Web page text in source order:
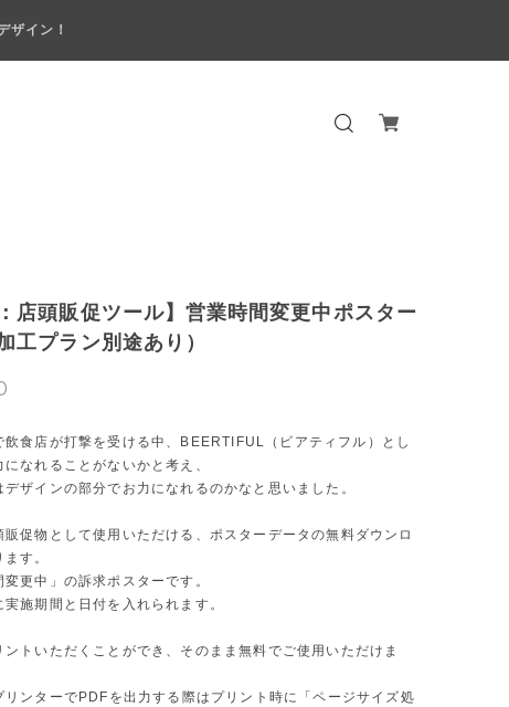
ザイン！
：店頭販促ツール】営業時間変更中ポスター
工プラン別途あり）
飲食店が打撃を受ける中、BEERTIFUL（ビアティフル）とし
なれることがないかと考え、
デザインの部分でお力になれるのかなと思いました。
販促物として使用いただける、ポスターデータの無料ダウンロ
す。
変更中」の訴求ポスターです。
実施期間と日付を入れられます。
ントいただくことができ、そのまま無料でご使用いただけま
リンターでPDFを出力する際はプリント時に「ページサイズ処